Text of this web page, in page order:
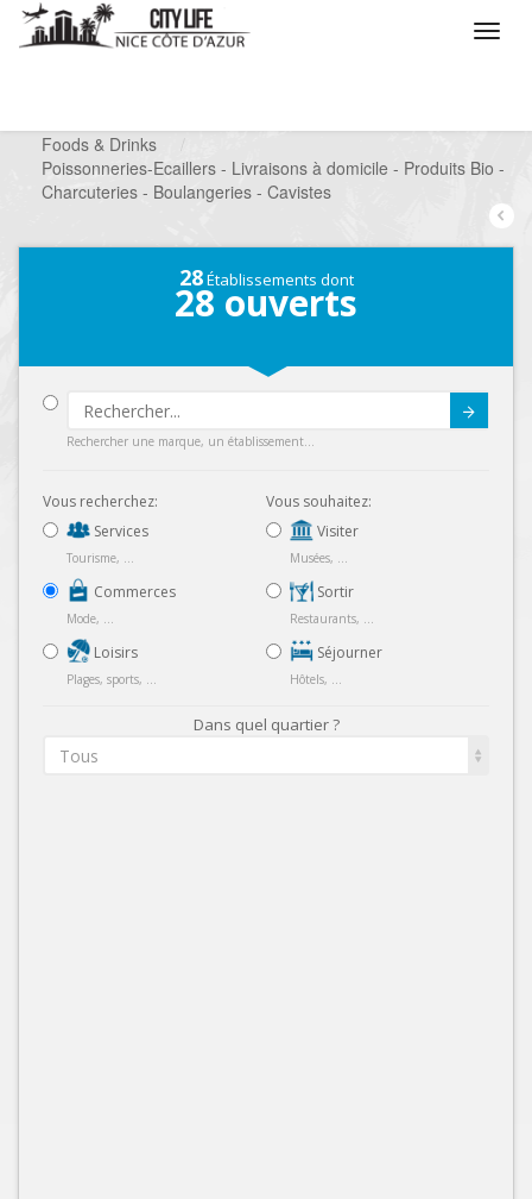
Foods & Drinks
/
Poissonneries-Ecaillers - Livraisons à domicile - Produits Bio -
Charcuteries - Boulangeries - Cavistes
28Établissements dont
28 ouverts
Rechercher une marque, un établissement...
Vous recherchez:
Services
Tourisme, ...
Commerces
Mode, ...
Loisirs
Plages, sports, ...
Vous souhaitez:
Visiter
Musées, ...
Sortir
Restaurants, ...
Séjourner
Hôtels, ...
Dans quel quartier ?
Tous